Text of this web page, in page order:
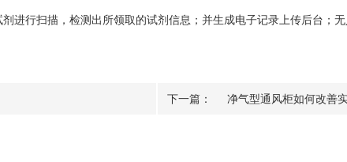
行扫描，检测出所领取的试剂信息；并生成电子记录上传后台；
下一篇： 净气型通风柜如何改善